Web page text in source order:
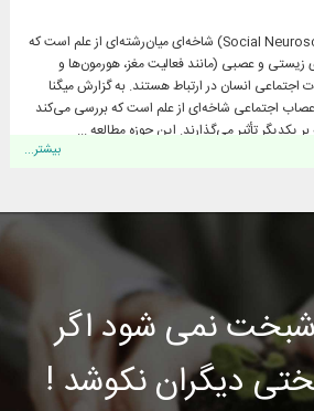
علوم اعصاب اجتماعی (Social Neuroscience) شاخه‌ای میان‌رشته‌ای از علم است که
زیستی و عصبی (مانند فعالیت مغز، هورمون‌ها و
اجتماعی انسان در ارتباط هستند. به گزارش میگنا
اجتماعی شاخه‌ای از علم است که بررسی می‌کند
یکدیگر تأثیر می‌گذارند. این حوزه مطالعه ...
بیشتر...
نمی شود اگر
دیگران نکوشد !